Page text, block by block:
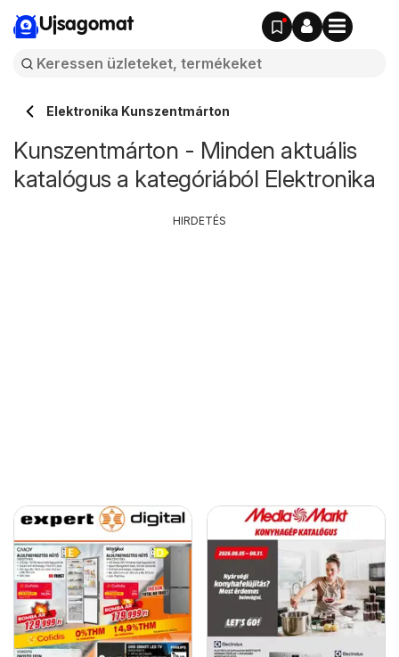
Ujsagomat
Elektronika Kunszentmárton
Kunszentmárton - Minden aktuális
katalógus a kategóriából Elektronika
HIRDETÉS